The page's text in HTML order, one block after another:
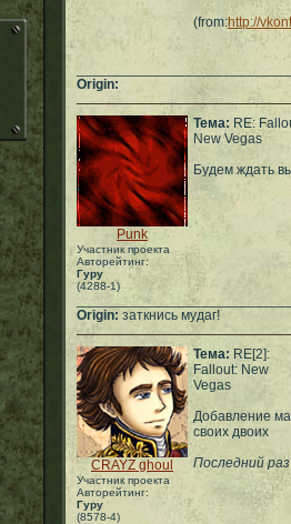
(from:http://
Origin:
Punk
Участник проекта
Авторейтинг:
Гуру
(4288-1)
Тема: RE:
New Vegas
Будем ждать
Origin: заткнись мудаг!
CRAYZ ghoul
Участник проекта
Авторейтинг:
Гуру
(8578-4)
Тема: RE[2]:
Fallout: New
Vegas
Добавление
своих двоих
Последний